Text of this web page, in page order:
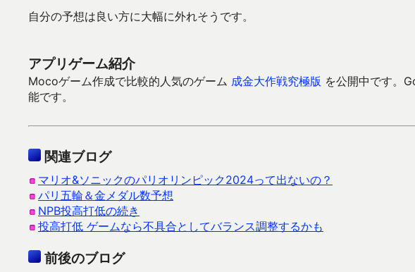
自分の予想は良い方に大幅に外れそうです。
アプリゲーム紹介
Mocoゲーム作成で比較的人気のゲーム 成金大作戦究極版 を公開中です。
能です。
関連ブログ
マリオ&ソニックのパリオリンピック2024って出ないの？
パリ五輪＆金メダル数予想
NPB投高打低の続き
投高打低 ゲームなら不具合としてバランス調整するかも
前後のブログ